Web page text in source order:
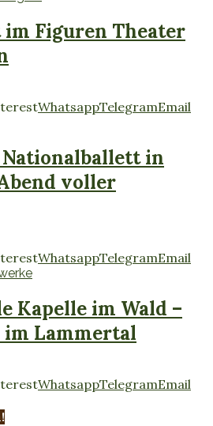
im Figuren Theater
WhatsappTelegramEmail
Nationalballett in
voller
WhatsappTelegramEmail
Kapelle im Wald –
Lammertal
WhatsappTelegramEmail